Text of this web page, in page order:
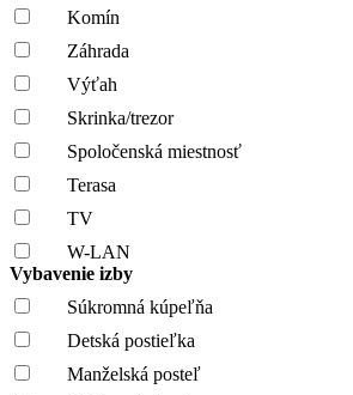
Komín
Záhrada
Výťah
Skrinka/trezor
Spoločenská miestnosť
Terasa
TV
W-LAN
Vybavenie izby
Súkromná kúpeľňa
Detská postieľka
Manželská posteľ